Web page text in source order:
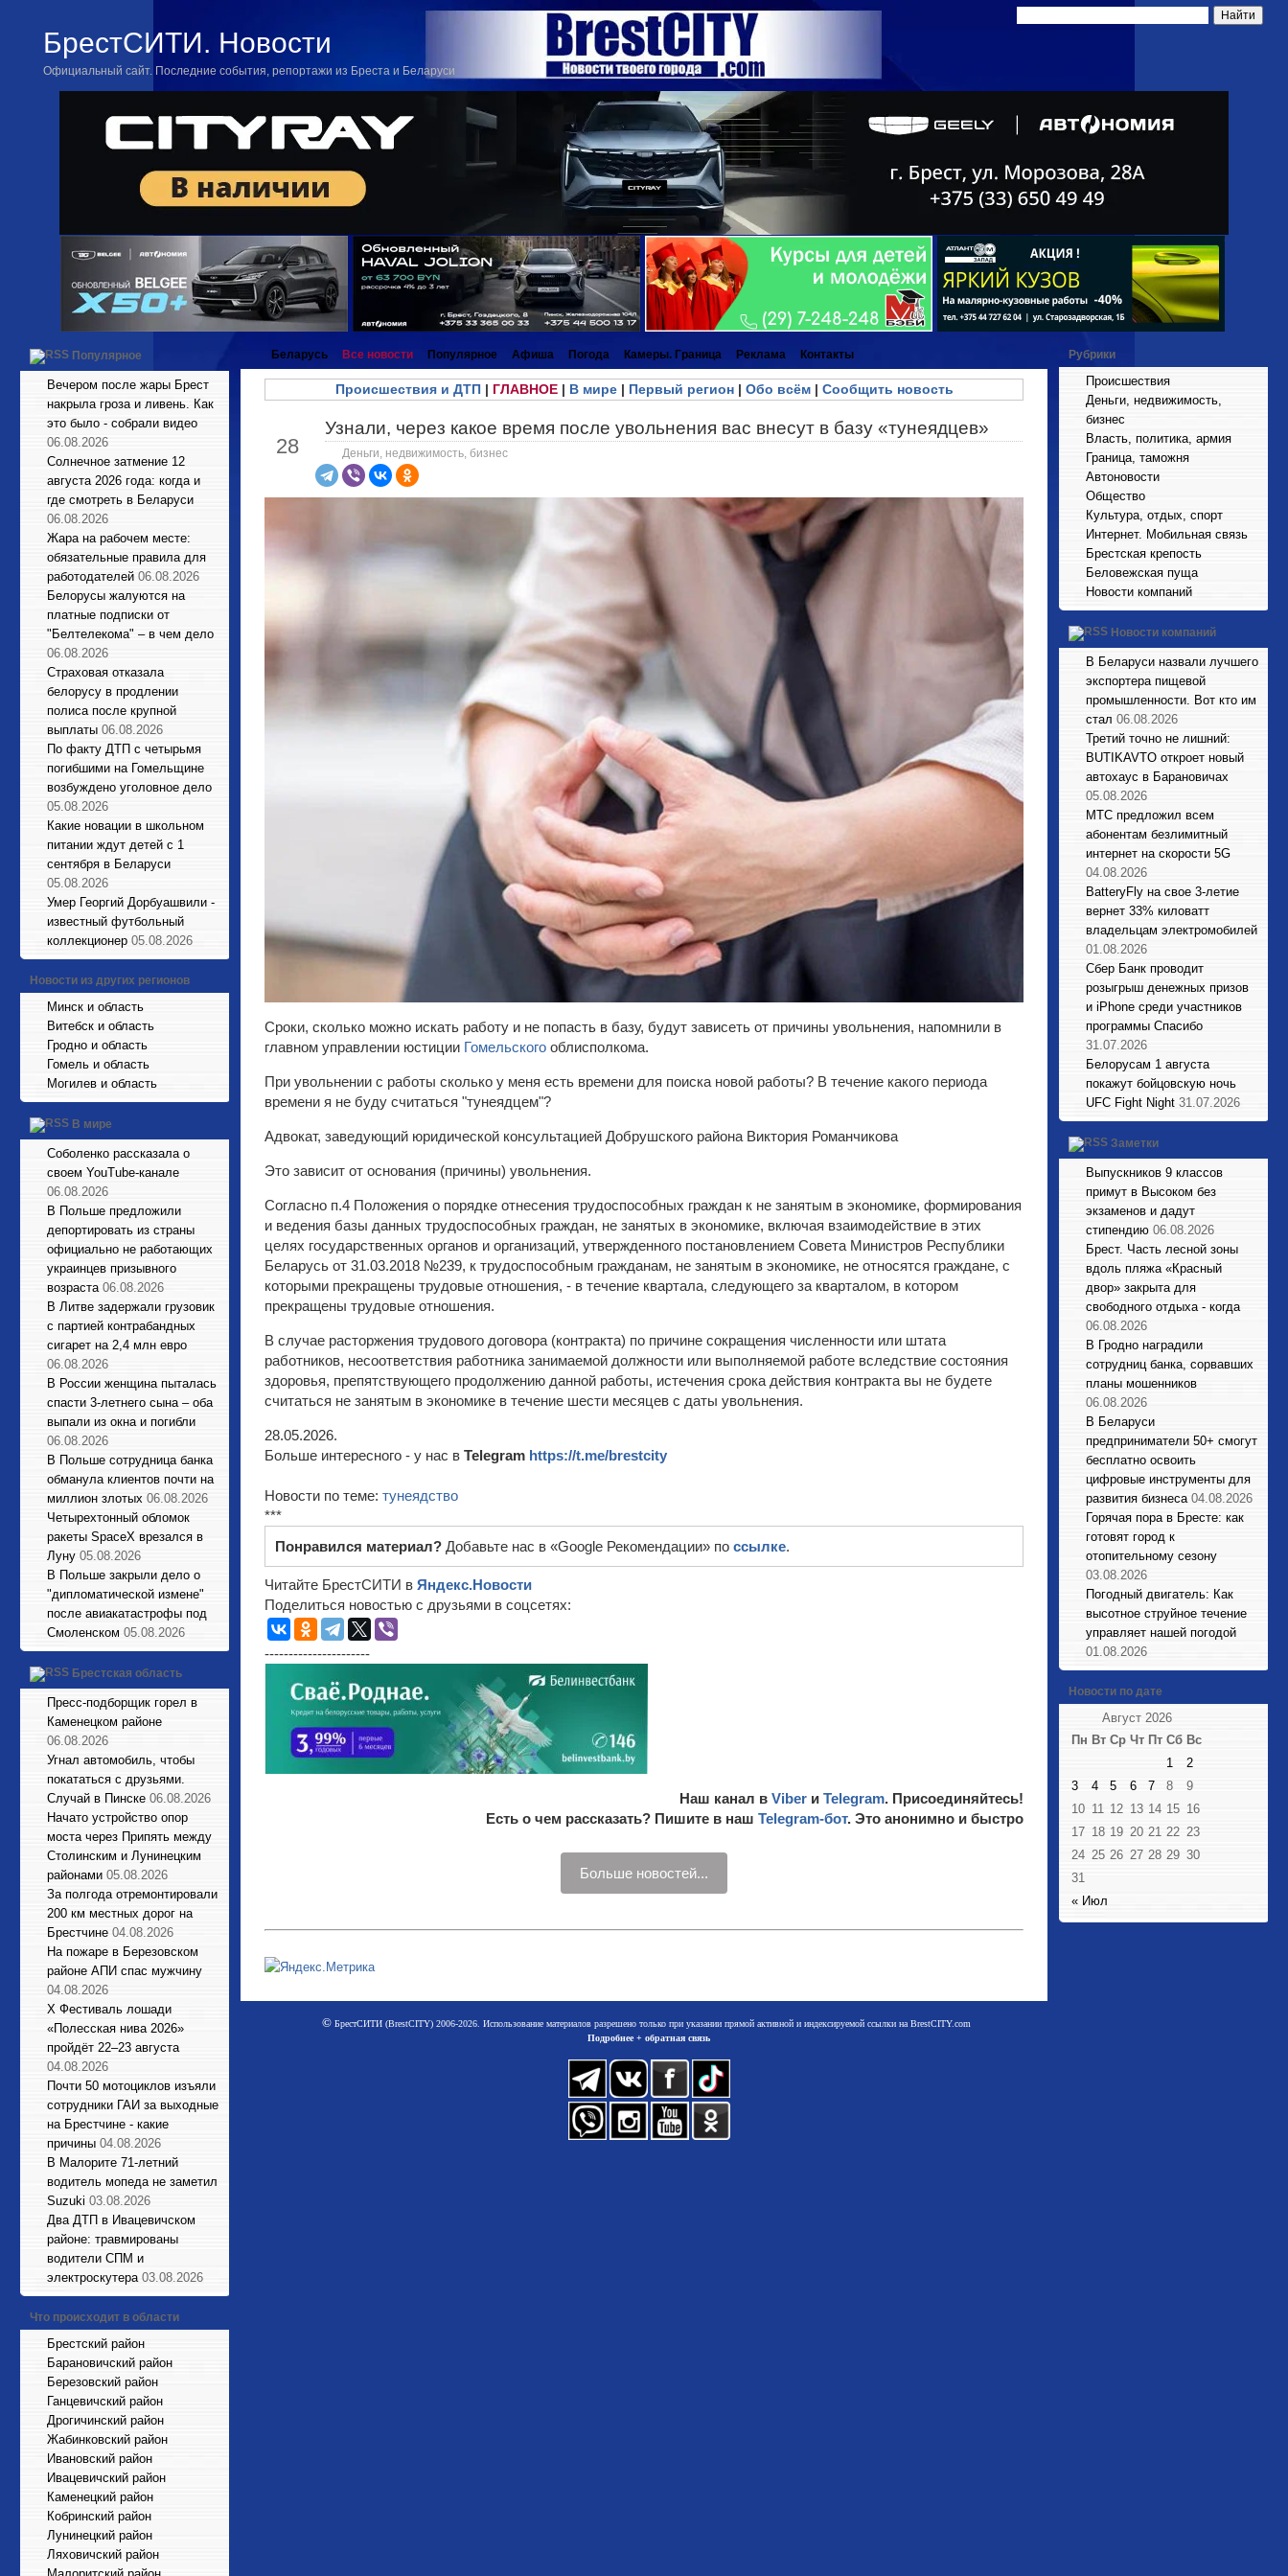
БрестСИТИ. Новости
Официальный сайт. Последние события, репортажи из Бреста и Беларуси
Популярное
Вечером после жары Брест
накрыла гроза и ливень. Как
это было - собрали видео
06.08.2026
Солнечное затмение 12
августа 2026 года: когда и
где смотреть в Беларуси
06.08.2026
Жара на рабочем месте:
обязательные правила для
работодателей 06.08.2026
Белорусы жалуются на
платные подписки от
"Белтелекома" – в чем дело
06.08.2026
Страховая отказала
белорусу в продлении
полиса после крупной
выплаты 06.08.2026
По факту ДТП с четырьмя
погибшими на Гомельщине
возбуждено уголовное дело
05.08.2026
Какие новации в школьном
питании ждут детей с 1
сентября в Беларуси
05.08.2026
Умер Георгий Дорбуашвили -
известный футбольный
коллекционер 05.08.2026
Новости из других регионов
Минск и область
Витебск и область
Гродно и область
Гомель и область
Могилев и область
В мире
Соболенко рассказала о
своем YouTube-канале
06.08.2026
В Польше предложили
депортировать из страны
официально не работающих
украинцев призывного
возраста 06.08.2026
В Литве задержали грузовик
с партией контрабандных
сигарет на 2,4 млн евро
06.08.2026
В России женщина пыталась
спасти 3-летнего сына – оба
выпали из окна и погибли
06.08.2026
В Польше сотрудница банка
обманула клиентов почти на
миллион злотых 06.08.2026
Четырехтонный обломок
ракеты SpaceX врезался в
Луну 05.08.2026
В Польше закрыли дело о
"дипломатической измене"
после авиакатастрофы под
Смоленском 05.08.2026
Брестская область
Пресс-подборщик горел в
Каменецком районе
06.08.2026
Угнал автомобиль, чтобы
покататься с друзьями.
Случай в Пинске 06.08.2026
Начато устройство опор
моста через Припять между
Столинским и Лунинецким
районами 05.08.2026
За полгода отремонтировали
200 км местных дорог на
Брестчине 04.08.2026
На пожаре в Березовском
районе АПИ спас мужчину
04.08.2026
X Фестиваль лошади
«Полесская нива 2026»
пройдёт 22–23 августа
04.08.2026
Почти 50 мотоциклов изъяли
сотрудники ГАИ за выходные
на Брестчине - какие
причины 04.08.2026
В Малорите 71-летний
водитель мопеда не заметил
Suzuki 03.08.2026
Два ДТП в Ивацевичском
районе: травмированы
водители СПМ и
электроскутера 03.08.2026
Что происходит в области
Брестский район
Барановичский район
Березовский район
Ганцевичский район
Дрогичинский район
Жабинковский район
Ивановский район
Ивацевичский район
Каменецкий район
Кобринский район
Лунинецкий район
Ляховичский район
Беларусь Все новости Популярное Афиша Погода Камеры. Граница Реклама Контакты
Происшествия и ДТП| ГЛАВНОЕ| В мире| Первый регион| Обо всём| Сообщить новость
28
Узнали, через какое время после увольнения вас внесут в базу «тунеядцев»
Деньги, недвижимость, бизнес
Сроки, сколько можно искать работу и не попасть в базу, будут зависеть от причины увольнения, напомнили в
главном управлении юстиции Гомельского облисполкома.
При увольнении с работы сколько у меня есть времени для поиска новой работы? В течение какого периода
времени я не буду считаться "тунеядцем"?
Адвокат, заведующий юридической консультацией Добрушского района Виктория Романчикова
Это зависит от основания (причины) увольнения.
Согласно п.4 Положения о порядке отнесения трудоспособных граждан к не занятым в экономике, формирования
и ведения базы данных трудоспособных граждан, не занятых в экономике, включая взаимодействие в этих
целях государственных органов и организаций, утвержденного постановлением Совета Министров Республики
Беларусь от 31.03.2018 №239, к трудоспособным гражданам, не занятым в экономике, не относятся граждане, с
которыми прекращены трудовые отношения, - в течение квартала, следующего за кварталом, в котором
прекращены трудовые отношения.
В случае расторжения трудового договора (контракта) по причине сокращения численности или штата
работников, несоответствия работника занимаемой должности или выполняемой работе вследствие состояния
здоровья, препятствующего продолжению данной работы, истечения срока действия контракта вы не будете
считаться не занятым в экономике в течение шести месяцев с даты увольнения.
28.05.2026.
Больше интересного - у нас в Telegram https://t.me/brestcity
Новости по теме: тунеядство
***
Понравился материал? Добавьте нас в «Google Рекомендации» по ссылке.
Читайте БрестСИТИ в Яндекс.Новости
Поделиться новостью с друзьями в соцсетях:
----------------------
Наш канал в Viber и Telegram. Присоединяйтесь!
Есть о чем рассказать? Пишите в наш Telegram-бот. Это анонимно и быстро
Больше новостей...
©БрестСИТИ (BrestCITY) 2006-2026. Использование материалов разрешено только при указании прямой активной и индексируемой ссылки на BrestCITY.com
Подробнее + обратная связь
Рубрики
Происшествия
Деньги, недвижимость,
бизнес
Власть, политика, армия
Граница, таможня
Автоновости
Общество
Культура, отдых, спорт
Интернет. Мобильная связь
Брестская крепость
Беловежская пуща
Новости компаний
Новости компаний
В Беларуси назвали лучшего
экспортера пищевой
промышленности. Вот кто им
стал 06.08.2026
Третий точно не лишний:
BUTIKAVTO откроет новый
автохаус в Барановичах
05.08.2026
МТС предложил всем
абонентам безлимитный
интернет на скорости 5G
04.08.2026
BatteryFly на свое 3-летие
вернет 33% киловатт
владельцам электромобилей
01.08.2026
Сбер Банк проводит
розыгрыш денежных призов
и iPhone среди участников
программы Спасибо
31.07.2026
Белорусам 1 августа
покажут бойцовскую ночь
UFC Fight Night 31.07.2026
Заметки
Выпускников 9 классов
примут в Высоком без
экзаменов и дадут
стипендию 06.08.2026
Брест. Часть лесной зоны
вдоль пляжа «Красный
двор» закрыта для
свободного отдыха - когда
06.08.2026
В Гродно наградили
сотрудниц банка, сорвавших
планы мошенников
06.08.2026
В Беларуси
предприниматели 50+ смогут
бесплатно освоить
цифровые инструменты для
развития бизнеса 04.08.2026
Горячая пора в Бресте: как
готовят город к
отопительному сезону
03.08.2026
Погодный двигатель: Как
высотное струйное течение
управляет нашей погодой
01.08.2026
Новости по дате
Август 2026
Пн Вт Ср Чт Пт Сб Вс
« Июл
1
2
3
4 5 6 7 8
9
10 11 12 13 14 15 16
17 18 19 20 21 22 23
24 25 26 27 28 29 30
31